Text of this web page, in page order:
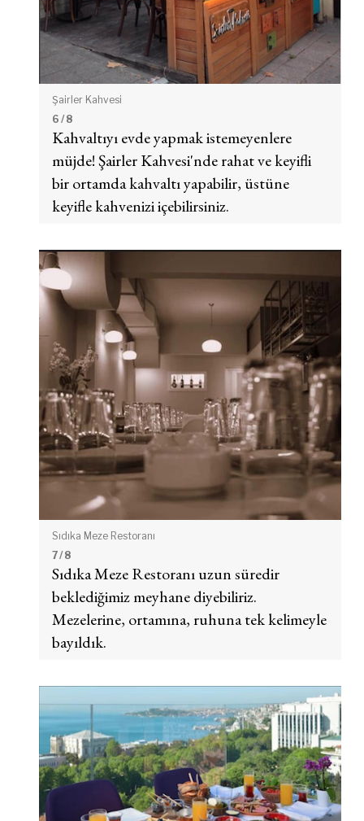
Şairler Kahvesi
6 / 8
Kahvaltıyı evde yapmak istemeyenlere
müjde! Şairler Kahvesi'nde rahat ve keyifli
bir ortamda kahvaltı yapabilir, üstüne
keyifle kahvenizi içebilirsiniz.
Sıdıka Meze Restoranı
7/ 8
Sıdıka Meze Restoranı uzun süredir
beklediğimiz meyhane diyebiliriz.
Mezelerine, ortamına, ruhuna tek kelimeyle
bayıldık.